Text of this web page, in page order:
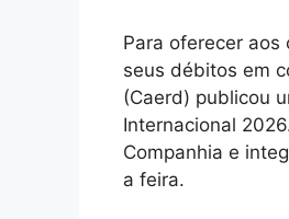
Para oferecer
seus débitos em
(Caerd) publicou
Internacional
Companhia e
a feira.